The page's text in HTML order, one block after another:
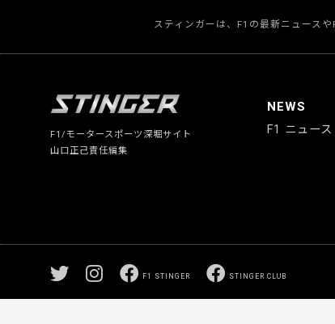
スティンガーは、F1の最新ニュース
F1/モータースポーツ深堀サイト
山口正己責任編集
NEWS
F1 ニュース
F1 STINGER STINGER CLUB